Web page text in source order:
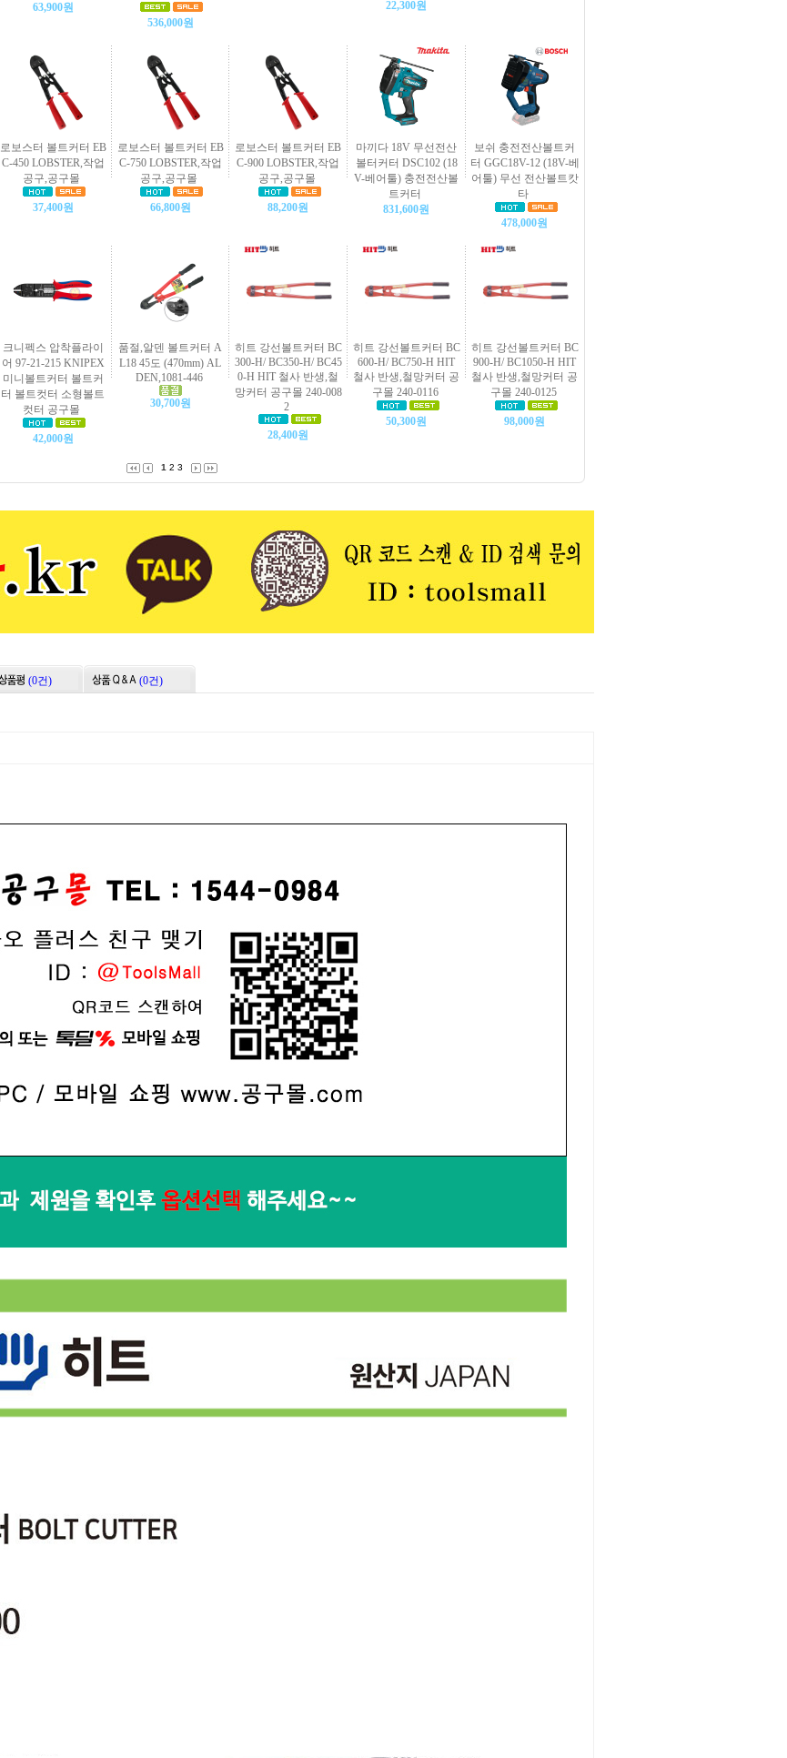
63,900원
536,000원
22,300원
로보스터 볼트커터 EB
C-450 LOBSTER,작업
공구,공구몰
37,400원
로보스터 볼트커터 EB
C-750 LOBSTER,작업
공구,공구몰
66,800원
로보스터 볼트커터 EB
C-900 LOBSTER,작업
공구,공구몰
88,200원
마끼다 18V 무선전산
볼터커터 DSC102 (18
V-베어툴) 충전전산볼
트커터
831,600원
보쉬 충전전산볼트커
터 GGC18V-12 (18V-베
어툴) 무선 전산볼트캇
타
478,000원
크니펙스 압착플라이
어 97-21-215 KNIPEX
미니볼트커터 볼트커
터 볼트컷터 소형볼트
컷터 공구몰
42,000원
품절,알덴 볼트커터 A
L18 45도 (470mm) AL
DEN,1081-446
30,700원
히트 강선볼트커터 BC
300-H/ BC350-H/ BC45
0-H HIT 철사 반생,철
망커터 공구몰 240-008
2
28,400원
히트 강선볼트커터 BC
600-H/ BC750-H HIT
철사 반생,철망커터 공
구몰 240-0116
50,300원
히트 강선볼트커터 BC
900-H/ BC1050-H HIT
철사 반생,철망커터 공
구몰 240-0125
98,000원
1 2 3
(0건) (0건)